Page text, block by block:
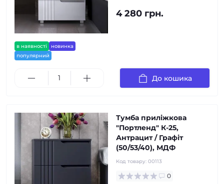
в наявності
новинка
популярний
4 280 грн.
До кошика
Тумба приліжкова
"Портленд" К-25,
Антрацит / Графіт
(50/53/40), МДФ
Код товару: 00113
0